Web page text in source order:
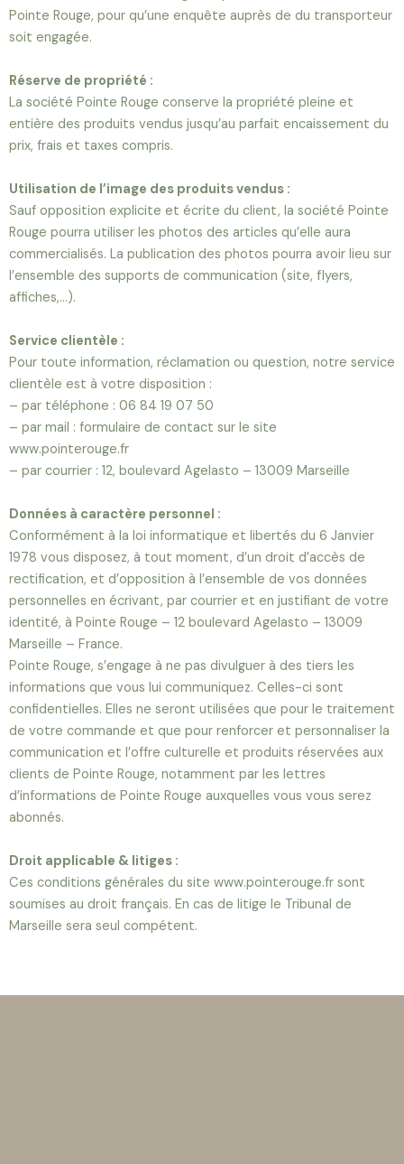
Pointe Rouge, pour qu’une enquête auprès de du transporteur
soit engagée.
Réserve de propriété :
La société Pointe Rouge conserve la propriété pleine et
entière des produits vendus jusqu’au parfait encaissement du
prix, frais et taxes compris.
Utilisation de l’image des produits vendus :
Sauf opposition explicite et écrite du client, la société Pointe
Rouge pourra utiliser les photos des articles qu’elle aura
commercialisés. La publication des photos pourra avoir lieu sur
l’ensemble des supports de communication (site, flyers,
affiches,…).
Service clientèle :
Pour toute information, réclamation ou question, notre service
clientèle est à votre disposition :
– par téléphone : 06 84 19 07 50
– par mail : formulaire de contact sur le site
www.pointerouge.fr
– par courrier : 12, boulevard Agelasto – 13009 Marseille
Données à caractère personnel :
Conformément à la loi informatique et libertés du 6 Janvier
1978 vous disposez, à tout moment, d’un droit d’accès de
rectification, et d’opposition à l’ensemble de vos données
personnelles en écrivant, par courrier et en justifiant de votre
identité, à Pointe Rouge – 12 boulevard Agelasto – 13009
Marseille – France.
Pointe Rouge, s’engage à ne pas divulguer à des tiers les
informations que vous lui communiquez. Celles-ci sont
confidentielles. Elles ne seront utilisées que pour le traitement
de votre commande et que pour renforcer et personnaliser la
communication et l’offre culturelle et produits réservées aux
clients de Pointe Rouge, notamment par les lettres
d’informations de Pointe Rouge auxquelles vous vous serez
abonnés.
Droit applicable & litiges :
Ces conditions générales du site www.pointerouge.fr sont
soumises au droit français. En cas de litige le Tribunal de
Marseille sera seul compétent.